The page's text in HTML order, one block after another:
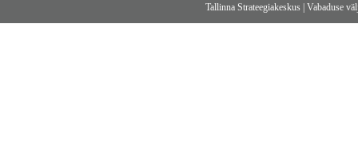
Tallinna Strateegiakeskus |Vabaduse